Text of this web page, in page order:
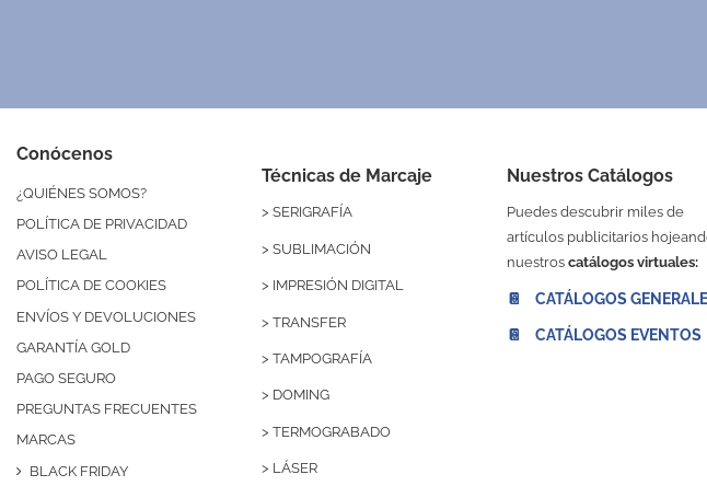
Conócenos
¿QUIÉNES SOMOS?
POLÍTICA DE PRIVACIDAD
AVISO LEGAL
POLÍTICA DE COOKIES
ENVÍOS Y DEVOLUCIONES
GARANTÍA GOLD
PAGO SEGURO
PREGUNTAS FRECUENTES
MARCAS
BLACK FRIDAY
Técnicas de Marcaje
> SERIGRAFÍA
> SUBLIMACIÓN
> IMPRESIÓN DIGITAL
> TRANSFER
> TAMPOGRAFÍA
> DOMING
> TERMOGRABADO
> LÁSER
Nuestros Catálogos
Puedes descubrir miles de
artículos publicitarios
nuestros catálogos virtuales:
📔 CATÁLOGOS
📔 CATÁLOGOS EVENTOS